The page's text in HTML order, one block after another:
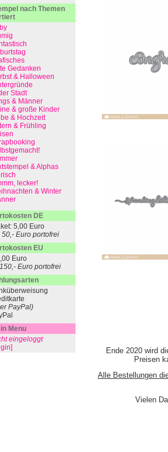
Ende 2020 wird
Preisen
Alle Bestellungen
Vielen
nach Themen
Gedanken
& Halloween
Stadt
& Männer
& große Kinder
& Hochzeit
& Frühling
& Alphas
lecker!
& Winter
DE
5,00 Euro
50,- Euro portofrei
EU
Euro
Euro portofrei
PayPal)
Menu
eingeloggt